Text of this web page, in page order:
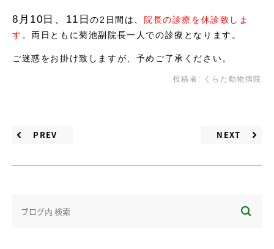
8月10日、11日の2日間は、
院長の診療を休診致しま
す 。両日ともに菊池副院長一人での診療となります。
ご迷惑をお掛け致しますが、予めご了承ください。
投稿者: くらた動物病院
PREV NEXT